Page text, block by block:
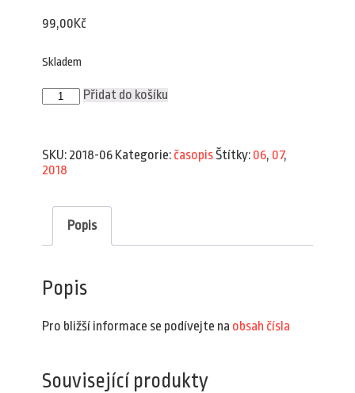
99,00Kč
Skladem
Plav
6–
Přidat do košíku
SKU: 2018-06 Kategorie: časopisŠtítky: 06, 07,
2018
Popis
Popis
Pro bližší informace se podívejte na obsah čísla
Související produkty